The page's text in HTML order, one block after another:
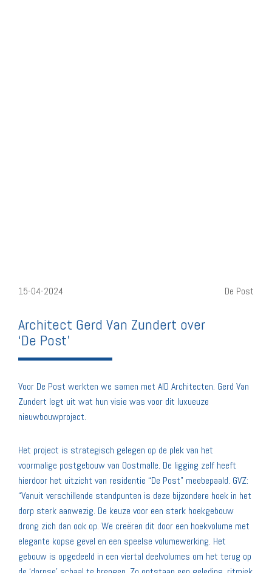
15-04-2024 De Post
Architect Gerd Van Zundert over
‘De Post’
Voor De Post werkten we samen met AID Architecten. Gerd Van
Zundert legt uit wat hun visie was voor dit luxueuze
nieuwbouwproject.
Het project is strategisch gelegen op de plek van het
voormalige postgebouw van Oostmalle. De ligging zelf heeft
hierdoor het uitzicht van residentie “De Post” meebepaald. GVZ:
“Vanuit verschillende standpunten is deze bijzondere hoek in het
dorp sterk aanwezig. De keuze voor een sterk hoekgebouw
drong zich dan ook op. We creëren dit door een hoekvolume met
elegante kopse gevel en een speelse volumewerking. Het
gebouw is opgedeeld in een viertal deelvolumes om het terug op